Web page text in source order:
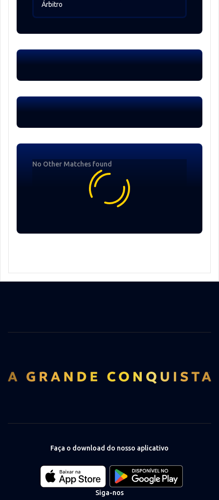
Árbitro
No Other Matches found
Faça o download do nosso aplicativo
Download
our
app
Download
our
app
Siga-nos